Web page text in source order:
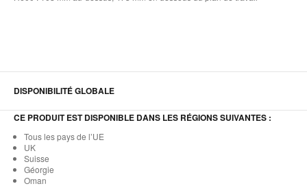
DISPONIBILITÉ GLOBALE
CE PRODUIT EST DISPONIBLE DANS LES RÉGIONS SUIVANTES :
Tous les pays de l’UE
UK
Suisse
Géorgie
Oman